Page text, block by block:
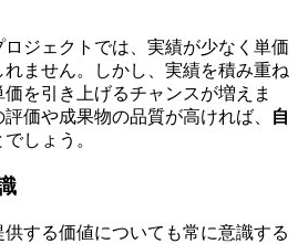
ジェクトでは、実績が少なく単価
ません。しかし、実績を積み重ね
を引き上げるチャンスが増えま
価や成果物の品質が高ければ、
自
でしょう。
する価値についても常に意識する